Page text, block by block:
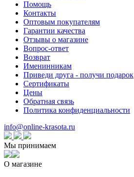
Помощь
Контакты
Оптовым покупателям
Гарантии качества
Отзывы о магазине
Вопрос-ответ
Возврат
Именинникам
Приведи друга - получи подарок
Сертификаты
Цены
Обратная связь
Политика конфиденциальности
info@online-krasota.ru
Мы принимаем
О магазине